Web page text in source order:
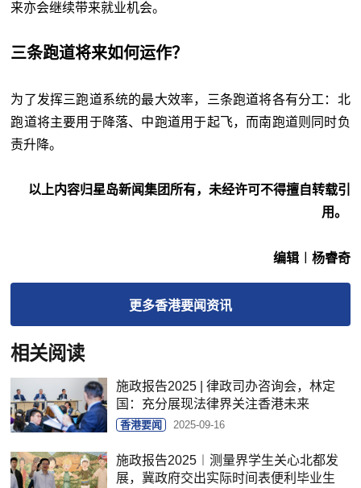
来亦会继续带来就业机会。
三条跑道将来如何运作？
为了发挥三跑道系统的最大效率，三条跑道将各有分工：北
跑道将主要用于降落、中跑道用于起飞，而南跑道则同时负
责升降。
以上内容归星岛新闻集团所有，未经许可不得擅自转载引
用。
编辑︱杨睿奇
更多香港要闻资讯
相关阅读
施政报告2025 | 律政司办咨询会，林定
国：充分展现法律界关注香港未来
香港要闻 2025-09-16
施政报告2025︱测量界学生关心北都发
展，冀政府交出实际时间表便利毕业生